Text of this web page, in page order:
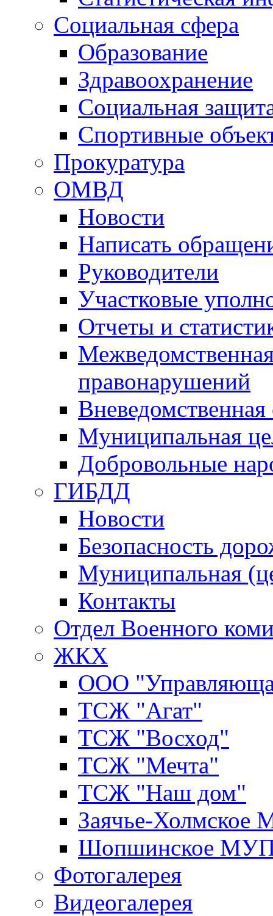
Социальная сфера
Образование
Здравоохранение
Социальная
Спортивные
Прокуратура
ОМВД
Новости
Написать
Руководители
Участковые
Отчеты и
правонарушений
Вневедомственная
Муниципальная
Добровольные
ГИБДД
Новости
Безопасность
Муниципальная
Контакты
Отдел Военного
ЖКХ
ООО
ТСЖ "Агат"
ТСЖ "Восход"
ТСЖ "Мечта"
ТСЖ "Наш дом"
Заячье-
Шопшинское
Фотогалерея
Видеогалерея